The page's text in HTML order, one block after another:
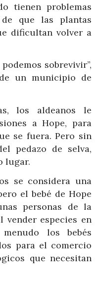
tienen problemas
que las plantas
dificultan volver a
sobrevivir”,
un municipio de
los aldeanos le
a Hope, para
se fuera. Pero sin
pedazo de selva,
lugar.
se considera una
el bebé de Hope
personas de la
vender especies en
los bebés
para el comercio
que necesitan